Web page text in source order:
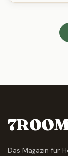
Das Magazin für